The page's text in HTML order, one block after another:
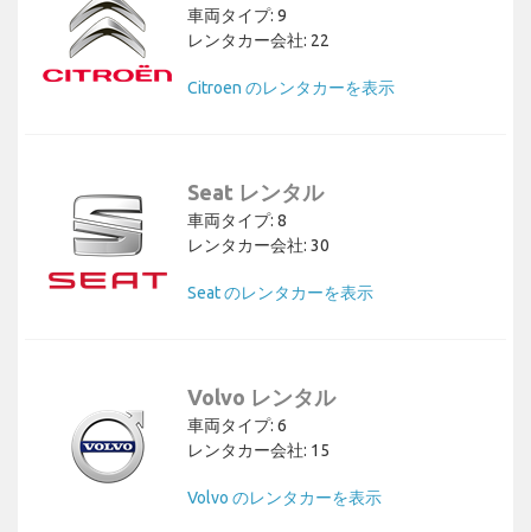
車両タイプ: 9
レンタカー会社: 22
Citroen のレンタカーを表示
Seat レンタル
車両タイプ: 8
レンタカー会社: 30
Seat のレンタカーを表示
Volvo レンタル
車両タイプ: 6
レンタカー会社: 15
Volvo のレンタカーを表示